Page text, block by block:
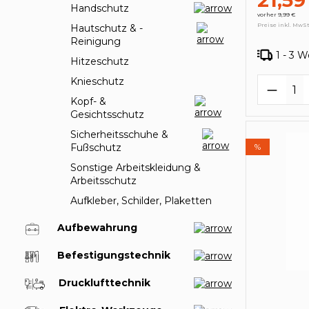
Handschutz
Hautschutz & -
Reinigung
Hitzeschutz
Knieschutz
Kopf- &
Gesichtsschutz
Sicherheitsschuhe &
Fußschutz
Sonstige Arbeitskleidung &
Arbeitsschutz
Aufkleber, Schilder, Plaketten
Aufbewahrung
Befestigungstechnik
Drucklufttechnik
vorher 9,99 €
Preise inkl.
1 - 3
%